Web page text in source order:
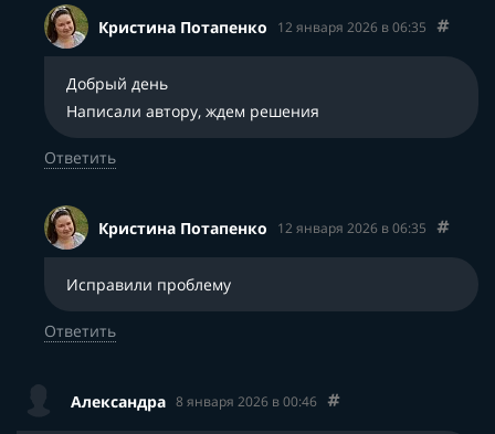
Кристина Потапенко 12 января 2026 в 06:35
Добрый день
Написали автору, ждем решения
Ответить
Кристина Потапенко 12 января 2026 в 06:35
Исправили проблему
Ответить
Александра 8 января 2026 в 00:46